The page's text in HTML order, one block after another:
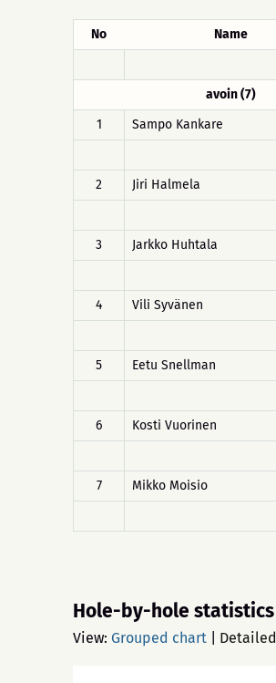
No Name
avoin (7)
1
Sampo Kankare
2
Jiri Halmela
3
Jarkko Huhtala
4
Vili Syvänen
5
Eetu Snellman
6
Kosti Vuorinen
7
Mikko Moisio
Hole-by-hole statistics
View: Grouped chart